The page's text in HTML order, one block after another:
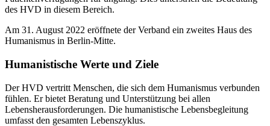
des HVD in diesem Bereich.
Am 31. August 2022 eröffnete der Verband ein zweites Haus des
Humanismus in Berlin-Mitte.
Humanistische Werte und Ziele
Der HVD vertritt Menschen, die sich dem Humanismus verbunden
fühlen. Er bietet Beratung und Unterstützung bei allen
Lebensherausforderungen. Die humanistische Lebensbegleitung
umfasst den gesamten Lebenszyklus.